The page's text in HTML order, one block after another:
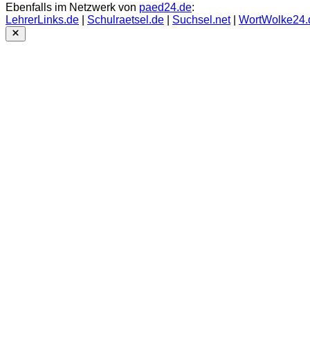
Ebenfalls im Netzwerk von paed24.de:
LehrerLinks.de
Schulraetsel.de Suchsel.net|
Close